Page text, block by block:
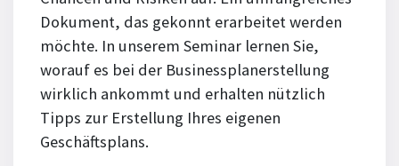
Dokument, das gekonnt erarbeitet werden
möchte. In unserem Seminar lernen Sie,
worauf es bei der Businessplanerstellung
wirklich ankommt und erhalten nützlich
Tipps zur Erstellung Ihres eigenen
Geschäftsplans.